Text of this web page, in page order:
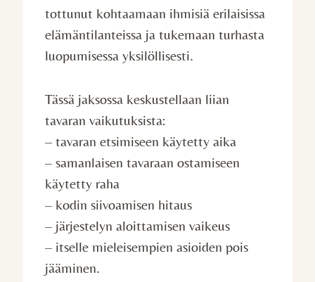
tottunut kohtaamaan ihmisiä erilaisissa
elämäntilanteissa ja tukemaan turhasta
luopumisessa yksilöllisesti.
Tässä jaksossa keskustellaan liian
tavaran vaikutuksista:
– tavaran etsimiseen käytetty aika
– samanlaisen tavaraan ostamiseen
käytetty raha
– kodin siivoamisen hitaus
– järjestelyn aloittamisen vaikeus
– itselle mieleisempien asioiden pois
jääminen.